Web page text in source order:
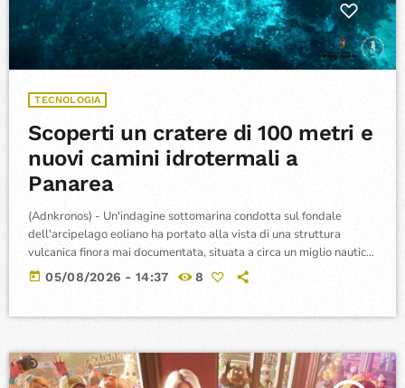
TECNOLOGIA
Scoperti un cratere di 100 metri e
nuovi camini idrotermali a
Panarea
(Adnkronos) - Un'indagine sottomarina condotta sul fondale
dell'arcipelago eoliano ha portato alla vista di una struttura
vulcanica finora mai documentata, situata a circa un miglio nautico
(1,5 chilometri) a nord-est dell'isola di Panarea. La scoperta
comprende un cratere sottomarino con dimensioni pari a 100 per
profondità compresa tra 60 e 80 metri. Lo studio è stato
today 05/08/2026 - 14:37 8